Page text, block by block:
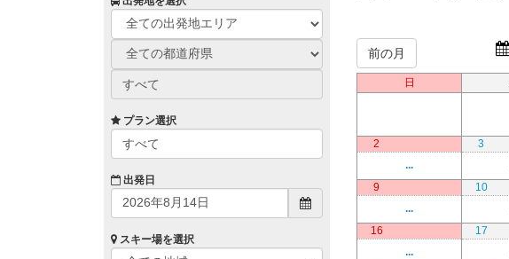
すべて
プラン選択
すべて
出発日
スキー場を選択
前の月
日
2
...
3
9
...
10
16
...
17